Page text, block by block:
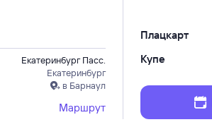
Екатеринбург Пасс.
Екатеринбург
в Барнаул
Маршрут
Плацкарт
Купе